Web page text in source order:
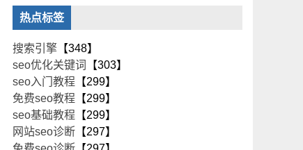
热点标签
搜索引擎 【348】
seo优化关键词
【303】
seo入门教程 【299】
免费seo教程 【299】
seo基础教程 【299】
网站seo诊断 【297】